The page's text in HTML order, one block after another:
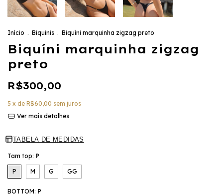
Início . Biquinis . Biquíni marquinha zigzag preto
Biquíni marquinha zigzag
preto
R$300,00
5 x de R$60,00 sem juros
Ver mais detalhes
TABELA DE MEDIDAS
Tam top: P
P M G GG
BOTTOM: P